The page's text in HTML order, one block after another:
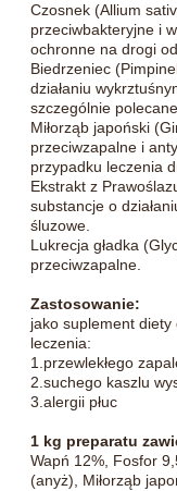
Czosnek (Allium
przeciwbakteryjne i
ochronne na drogi
Biedrzeniec
działaniu
szczególnie
Miłorząb japoński
przeciwzapalne i
przypadku leczenia
Ekstrakt z
substancje o
śluzowe.
Lukrecja gładka
przeciwzapalne.
Zastosowanie:
jako suplement
leczenia:
1.przewlekłego
2.suchego kaszlu
3.alergii płuc
1 kg preparatu
Wapń 12%, Fosfor
(anyż), Miłorząb